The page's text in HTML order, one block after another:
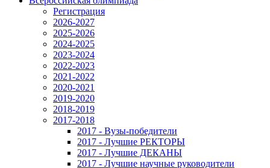
Регистрация
2026-2027
2025-2026
2024-2025
2023-2024
2022-2023
2021-2022
2020-2021
2019-2020
2018-2019
2017-2018
2017 - Вузы-победители
2017 - Лучшие РЕКТОРЫ
2017 - Лучшие ДЕКАНЫ
2017 - Лучшие научные руководители